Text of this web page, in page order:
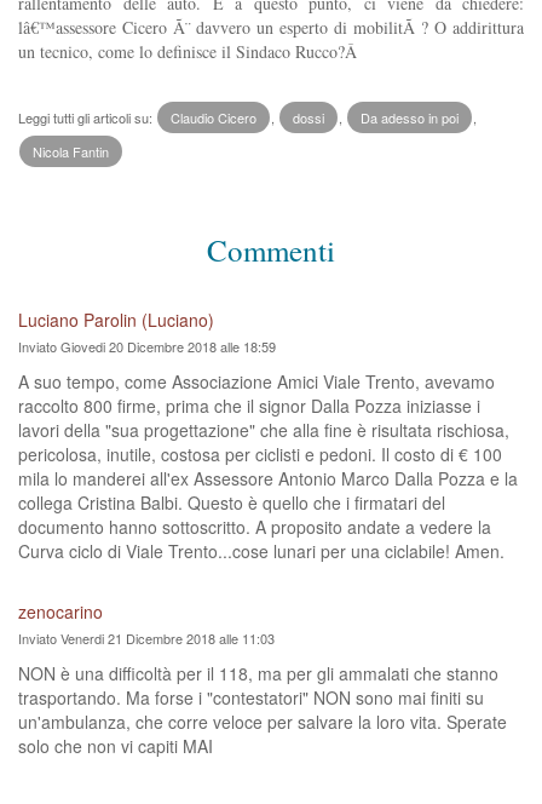
lâ€™assessore Cicero Ã¨ davvero un esperto di mobilitÃ ? O addirittura
un tecnico, come lo definisce il Sindaco Rucco?Â
Leggi tutti gli articoli su: Claudio Cicero dossi Da adesso in poi
Nicola Fantin
Commenti
Luciano Parolin (Luciano)
Inviato Giovedi 20 Dicembre 2018 alle 18:59
A suo tempo, come Associazione Amici Viale Trento, avevamo
raccolto 800 firme, prima che il signor Dalla Pozza iniziasse i
lavori della "sua progettazione" che alla fine è risultata rischiosa,
pericolosa, inutile, costosa per ciclisti e pedoni. Il costo di € 100
mila lo manderei all'ex Assessore Antonio Marco Dalla Pozza e la
collega Cristina Balbi. Questo è quello che i firmatari del
documento hanno sottoscritto. A proposito andate a vedere la
Curva ciclo di Viale Trento...cose lunari per una ciclabile! Amen.
zenocarino
Inviato Venerdi 21 Dicembre 2018 alle 11:03
NON è una difficoltà per il 118, ma per gli ammalati che stanno
trasportando. Ma forse i "contestatori" NON sono mai finiti su
un'ambulanza, che corre veloce per salvare la loro vita. Sperate
solo che non vi capiti MAI